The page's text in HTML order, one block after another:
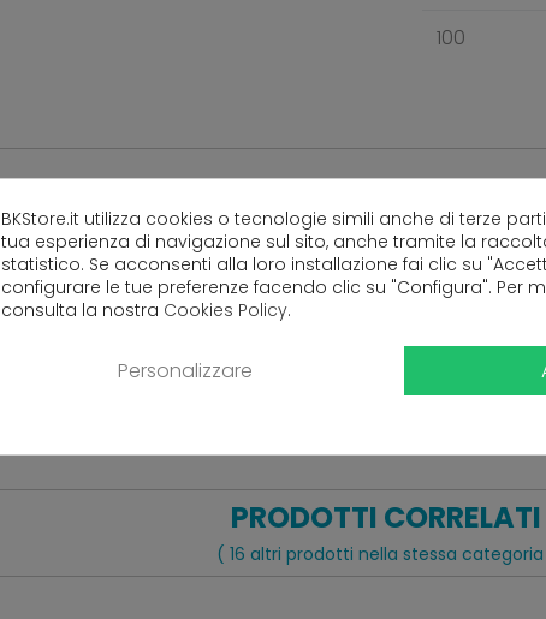
100
Ancora nessuna recensione da parte
PRODOTTI CORRELATI
( 16 altri prodotti nella stessa
BKStore.it utilizza cookies o tecnologie simili anche di terze
tua esperienza di navigazione sul sito, anche tramite la
statistico. Se acconsenti alla loro installazione fai clic su
configurare le tue preferenze facendo clic su "Configura". Per
consulta la nostra Cookies Policy.
Personalizzare